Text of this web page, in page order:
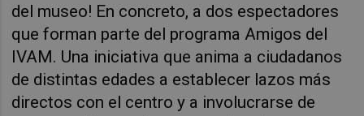
del museo! En concreto, a dos espectadores
que forman parte del programa Amigos del
IVAM. Una iniciativa que anima a ciudadanos
de distintas edades a establecer lazos más
directos con el centro y a involucrarse de